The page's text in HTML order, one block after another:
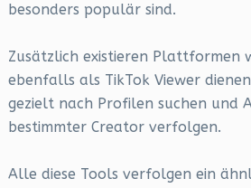
besonders populär sind.
Zusätzlich existieren Plattformen
ebenfalls als TikTok Viewer
gezielt nach Profilen suchen und
bestimmter Creator verfolgen.
Alle diese Tools verfolgen ein